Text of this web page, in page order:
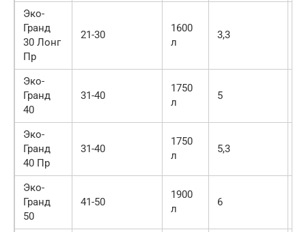
Эко-
Гранд
30 Лонг
Пр
21-30
1600
л
3,3
Эко-
Гранд
40
31-40
1750
л
5
Эко-
Гранд
40 Пр
31-40
1750
л
5,3
Эко-
Гранд
50
41-50
1900
л
6